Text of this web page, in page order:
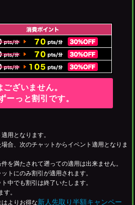
ざいません。
ーっと割引です。
用となります。
合、次のチャットからイベント適用となりま
を満たされて遡っての適用は出来ません。
トにのみ割引が適用されます。
中でも割引は終了いたします。
。
よりお得な新人先取り半額キャンペー